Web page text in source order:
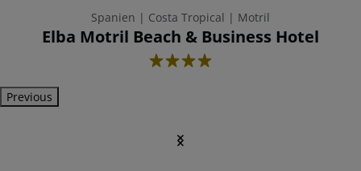
Spanien | Costa Tropical | Motril
Elba Motril Beach & Business Hotel
4
Previous